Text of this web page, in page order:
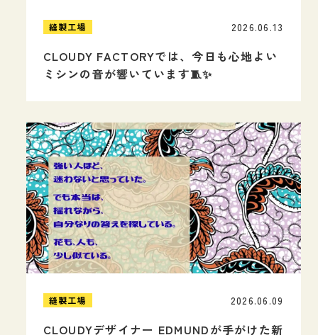
縫製工場
CLOUDY FACTORYでは、今日も心地よい
ミシンの音が響いています🧵✨
2026.06.13
縫製工場
CLOUDYデザイナー EDMUNDが手がけた新
2026.06.09